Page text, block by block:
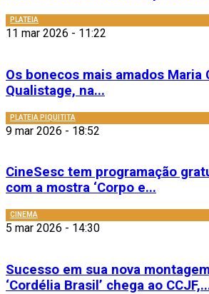
PLATEIA
11 mar 2026 - 11:22
Os bonecos mais amados Maria
Qualistage, na...
PLATEIA PIQUITITA
9 mar 2026 - 18:52
CineSesc tem programação
com a mostra ‘Corpo e...
CINEMA
5 mar 2026 - 14:30
Sucesso em sua nova
‘Cordélia Brasil’ chega ao